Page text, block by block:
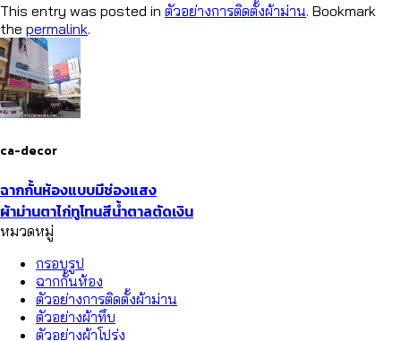
This entry was posted in ตัวอย่างการติดตั้งผ้าม่าน. Bookmark
the permalink.
ca-decor
ฉากกั้นห้องแบบมีช่องแสง
ผ้าม่านตาไก่ทูโทนสีน้ำตาลตัดเงิน​
หมวดหมู่
กรอบรูป
ฉากกั้นห้อง
ตัวอย่างการติดตั้งผ้าม่าน
ตัวอย่างผ้าทึบ
ตัวอย่างผ้าโปร่ง